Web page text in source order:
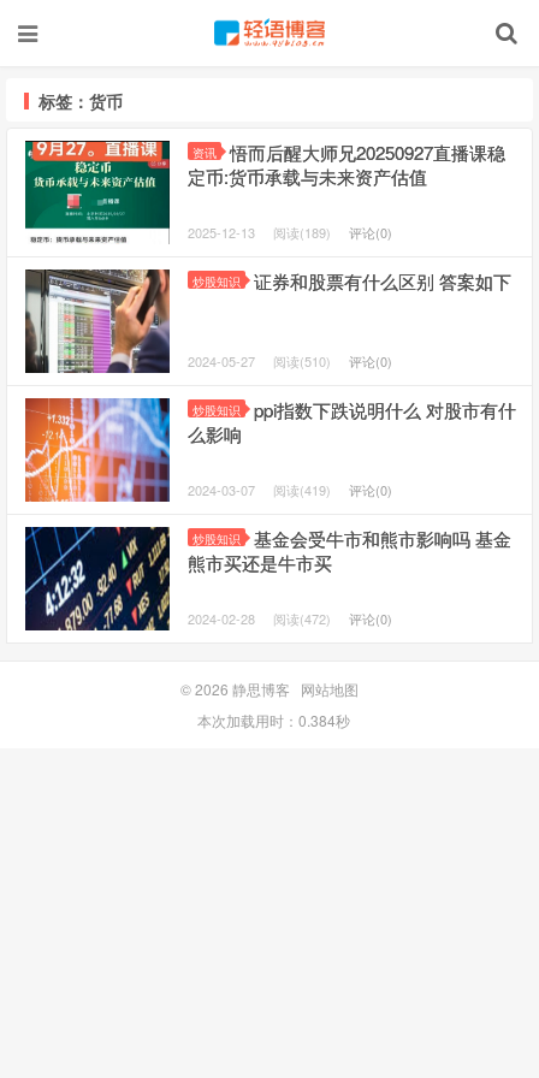
标签：货币
资讯
悟而后醒大师兄20250927直播课稳
定币:货币承载与未来资产估值
2025-12-13 阅读(189) 评论(0)
炒股知识 证券和股票有什么区别 答案如下
2024-05-27 阅读(510) 评论(0)
炒股知识
ppi指数下跌说明什么 对股市有什
么影响
2024-03-07 阅读(419) 评论(0)
炒股知识
基金会受牛市和熊市影响吗 基金
熊市买还是牛市买
2024-02-28 阅读(472) 评论(0)
© 2026 静思博客
网站地图
本次加载用时：0.384秒